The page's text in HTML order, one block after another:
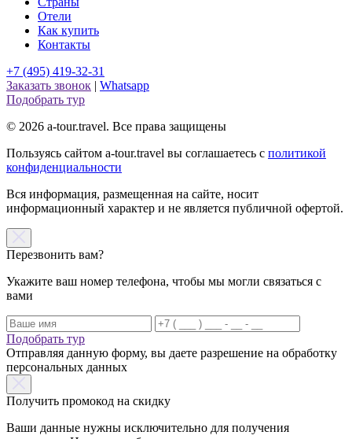
Отели
Как купить
Контакты
+7 (495) 419-32-31
Заказать звонок | Whatsapp
Подобрать тур
© 2026 a-tour.travel. Все права защищены
Пользуясь сайтом a-tour.travel вы соглашаетесь с политикой
конфиденциальности
Вся информация, размещенная на сайте, носит
информационный характер и не является публичной офертой.
Перезвонить вам?
Укажите ваш номер телефона, чтобы мы могли связаться с
вами
Подобрать тур
Отправляя данную форму, вы даете разрешение на обработку
персональных данных
Получить промокод на скидку
Ваши данные нужны исключительно для получения